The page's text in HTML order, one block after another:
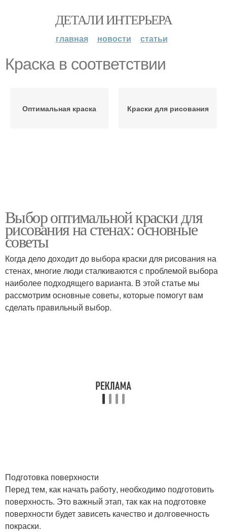
ДЕТАЛИ ИНТЕРЬЕРА
главная новости статьи
Краска в соответствии
Оптимальная краска Краски для рисования
Выбор оптимальной краски для
рисования на стенах: основные
советы
Когда дело доходит до выбора краски для рисования на
стенах, многие люди сталкиваются с проблемой выбора
наиболее подходящего варианта. В этой статье мы
рассмотрим основные советы, которые помогут вам
сделать правильный выбор.
Подготовка поверхности
Перед тем, как начать работу, необходимо подготовить
поверхность. Это важный этап, так как на подготовке
поверхности будет зависеть качество и долговечность
покраски.